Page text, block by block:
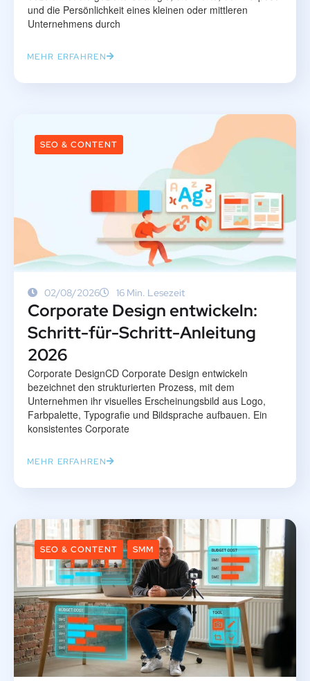
und die Persönlichkeit eines kleinen oder mittleren
Unternehmens durch
MEHR ERFAHREN
SEO & CONTENT
02/08/2026 16 Min. Lesezeit
Corporate Design entwickeln:
Schritt-für-Schritt-Anleitung
2026
Corporate DesignCD Corporate Design entwickeln
bezeichnet den strukturierten Prozess, mit dem
Unternehmen ihr visuelles Erscheinungsbild aus Logo,
Farbpalette, Typografie und Bildsprache aufbauen. Ein
konsistentes Corporate
MEHR ERFAHREN
SEO & CONTENT SMM